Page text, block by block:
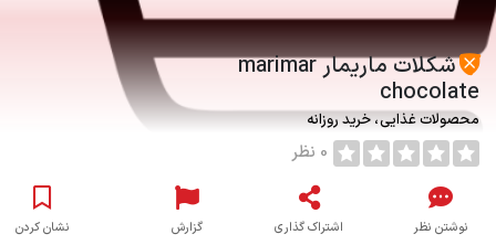
شکلات ماریمار marimar
chocolate
محصولات غذایی خرید روزانه
0 نظر
نوشتن نظر اشتراک گذاری گزارش نشان کردن